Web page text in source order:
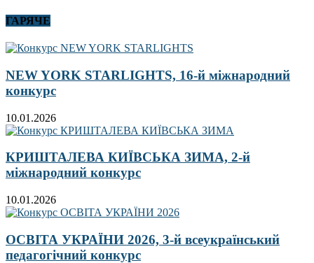
ГАРЯЧЕ
NEW YORK STARLIGHTS, 16-й міжнародний
конкурс
10.01.2026
КРИШТАЛЕВА КИЇВСЬКА ЗИМА, 2-й
міжнародний конкурс
10.01.2026
ОСВІТА УКРАЇНИ 2026, 3-й всеукраїнський
педагогічний конкурс